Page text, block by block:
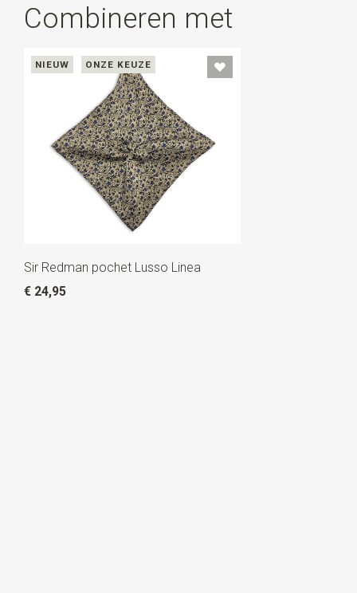
Combineren met
NIEUW ONZE KEUZE
Sir Redman pochet Lusso Linea
€ 24,95